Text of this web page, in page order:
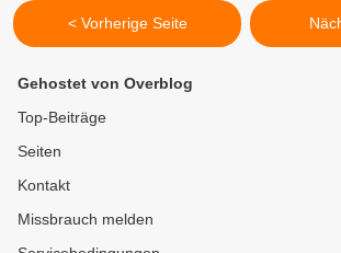
< Vorherige Seite
Gehostet von Overblog
Top-Beiträge
Seiten
Kontakt
Missbrauch melden